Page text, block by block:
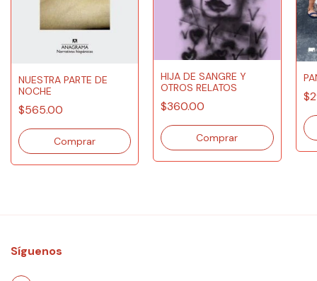
NUESTRA PARTE DE
NOCHE
$565.00
HIJA DE SANGRE Y
OTROS RELATOS
$360.00
Síguenos